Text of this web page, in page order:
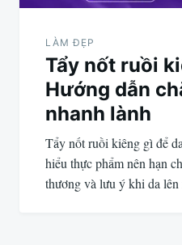
LÀM ĐẸP
Tẩy nốt ruồi
Hướng dẫn
nhanh lành
Tẩy nốt ruồi kiêng gì để
hiểu thực phẩm nên hạn
thương và lưu ý khi da lên